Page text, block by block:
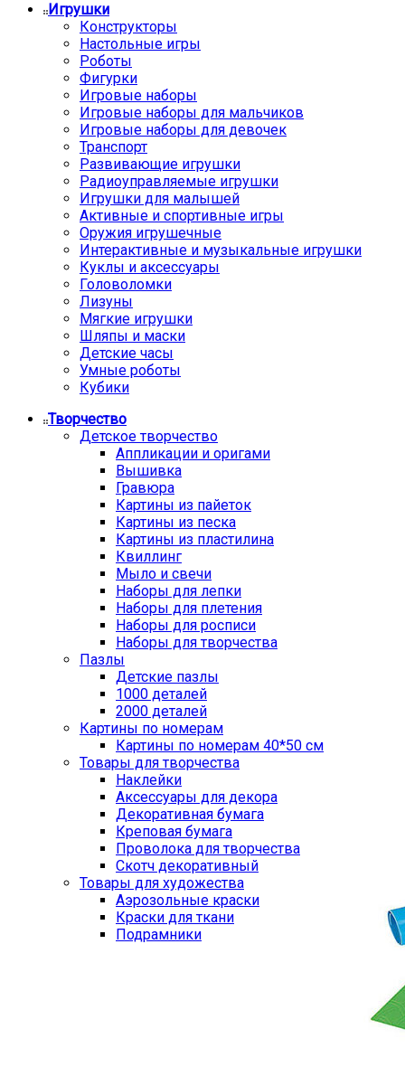
Игрушки
Конструкторы
Настольные игры
Роботы
Фигурки
Игровые наборы
Игровые наборы для мальчиков
Игровые наборы для девочек
Транспорт
Развивающие игрушки
Радиоуправляемые игрушки
Игрушки для малышей
Активные и спортивные игры
Оружия игрушечные
Интерактивные и музыкальные игрушки
Куклы и аксессуары
Головоломки
Лизуны
Мягкие игрушки
Шляпы и маски
Детские часы
Умные роботы
Кубики
Творчество
Детское творчество
Аппликации и оригами
Вышивка
Гравюра
Картины из пайеток
Картины из песка
Картины из пластилина
Квиллинг
Мыло и свечи
Наборы для лепки
Наборы для плетения
Наборы для росписи
Наборы для творчества
Пазлы
Детские пазлы
1000 деталей
2000 деталей
Картины по номерам
Картины по номерам 40*50 см
Товары для творчества
Наклейки
Аксессуары для декора
Декоративная бумага
Креповая бумага
Проволока для творчества
Скотч декоративный
Товары для художества
Аэрозольные краски
Краски для ткани
Подрамники